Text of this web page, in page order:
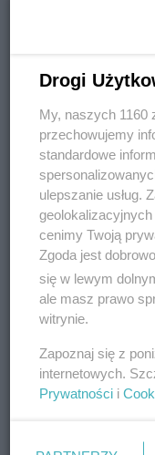
REKLAMA
Drogi
My, naszych 1160
przechowujemy
standardowe
ulepszanie usług.
cenimy Twoją
Zgoda jest
się w lewym
ale masz prawo
witrynie.
Zapoznaj się z
internetowych.
Prywatności i